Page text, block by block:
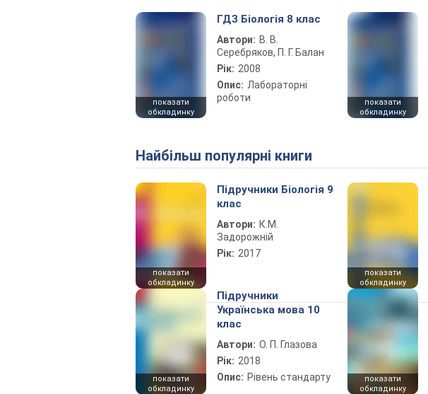
показати
обкладинку
ГДЗ Біологія 8 клас
Автори: В. В.
Серебряков, П. Г. Балан
Рік: 2008
Опис: Лабораторні
роботи
показати
обкладинку
Найбільш популярні книги
показати
обкладинку
Підручники Біологія 9
клас
Автори: К.М.
Задорожній
Рік: 2017
показати
обкладинку
показати
обкладинку
Підручники
Українська мова 10
клас
Автори: О. П. Глазова
Рік: 2018
Опис: Рівень стандарту
показати
обкладинку